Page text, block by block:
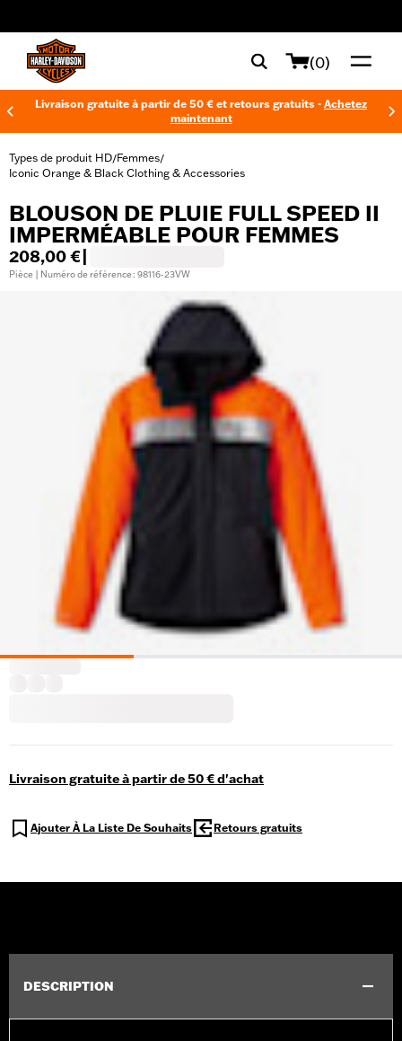
(0)
Livraison gratuite à partir de 50 € et retours gratuits - Achetez
maintenant
Types de produit HD/Femmes/
Iconic Orange & Black Clothing & Accessories
BLOUSON DE PLUIE FULL SPEED II
IMPERMÉABLE POUR FEMMES
208,00 €
Pièce | Numéro de référence : 98116-23VW
Livraison gratuite à partir de 50 € d'achat
Ajouter À La Liste De Souhaits Retours gratuits
DESCRIPTION